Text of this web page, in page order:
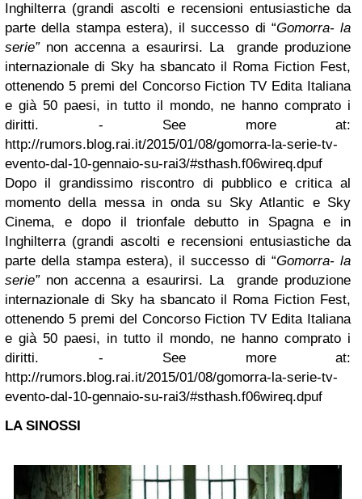
Inghilterra (grandi ascolti e recensioni entusiastiche da
parte della stampa estera), il successo di “Gomorra- la
serie” non accenna a esaurirsi. La grande produzione
internazionale di Sky ha sbancato il Roma Fiction Fest,
ottenendo 5 premi del Concorso Fiction TV Edita Italiana
e già 50 paesi, in tutto il mondo, ne hanno comprato i
diritti. - See more at:
http://rumors.blog.rai.it/2015/01/08/gomorra-la-serie-tv-
evento-dal-10-gennaio-su-rai3/#sthash.f06wireq.dpuf
Dopo il grandissimo riscontro di pubblico e critica al
momento della messa in onda su Sky Atlantic e Sky
Cinema, e dopo il trionfale debutto in Spagna e in
Inghilterra (grandi ascolti e recensioni entusiastiche da
parte della stampa estera), il successo di “Gomorra- la
serie” non accenna a esaurirsi. La grande produzione
internazionale di Sky ha sbancato il Roma Fiction Fest,
ottenendo 5 premi del Concorso Fiction TV Edita Italiana
e già 50 paesi, in tutto il mondo, ne hanno comprato i
diritti. - See more at:
http://rumors.blog.rai.it/2015/01/08/gomorra-la-serie-tv-
evento-dal-10-gennaio-su-rai3/#sthash.f06wireq.dpuf
LA SINOSSI